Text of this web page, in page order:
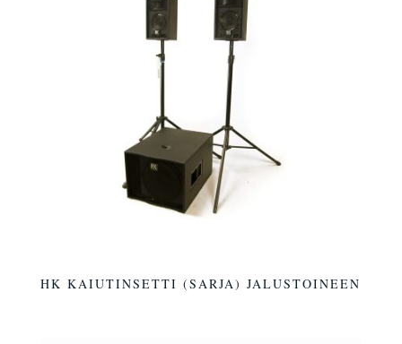
HK KAIUTINSETTI (SARJA) JALUSTOINEEN